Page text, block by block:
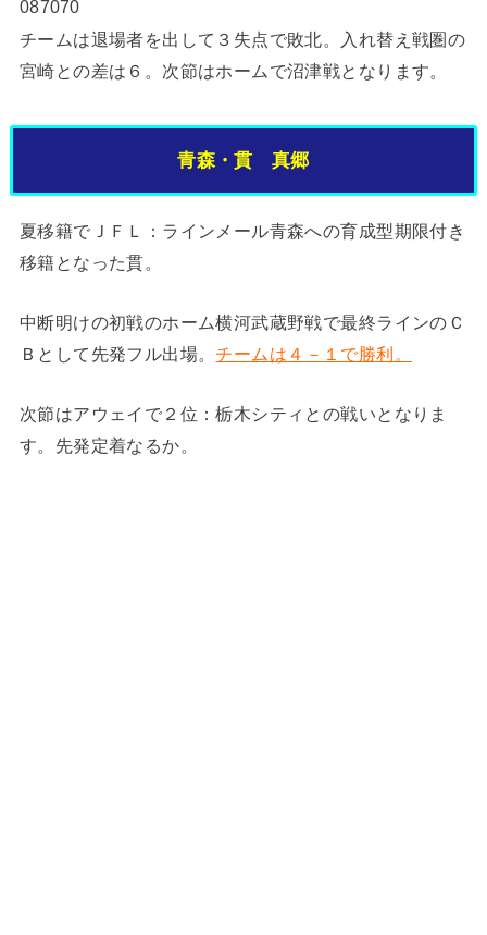
087070
チームは退場者を出して３失点で敗北。入れ替え戦圏の
宮崎との差は６。次節はホームで沼津戦となります。
青森・貫 真郷
夏移籍でＪＦＬ：ラインメール青森への育成型期限付き
移籍となった貫。
中断明けの初戦のホーム横河武蔵野戦で最終ラインのＣ
Ｂとして先発フル出場。チームは４－１で勝利。
次節はアウェイで２位：栃木シティとの戦いとなりま
す。先発定着なるか。